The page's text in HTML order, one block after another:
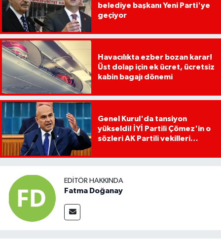
belediye başkanı Yeni Parti'ye
geçiyor
Havacılıkta ezber bozan karar!
Üst dolap için ek ücret, ücretsiz
kabin bagajı dönemi
Genel Kurul'da tansiyon
yükseldi! İYİ Partili Çömez'in o
sözleri AK Partili vekilleri
EDITÖR HAKKINDA
Fatma Doğanay